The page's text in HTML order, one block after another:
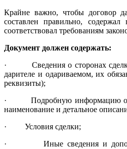
Крайне важно, чтобы договор
составлен правильно,
соответствовал требованиям
Документ должен содержать:
· Сведения о сторонах
дарителе и одариваемом, их
реквизиты);
· Подробную информацию о
наименование и детальное
· Условия сделки;
· Иные сведения и